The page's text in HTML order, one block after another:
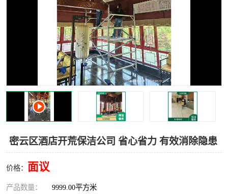
密云区酒店开荒保洁公司 省心省力 有效消除隐患
价格： 面议
产品数量： 9999.00平方米